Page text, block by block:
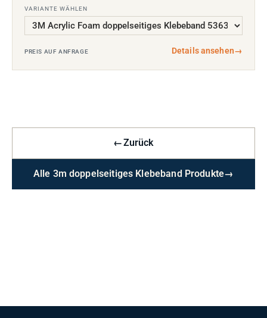
VARIANTE WÄHLEN
PREIS AUF ANFRAGE Details ansehen→
←Zurück
Alle 3m doppelseitiges Klebeband Produkte→